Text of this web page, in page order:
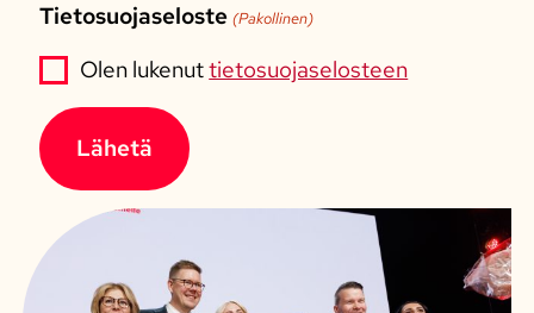
Tietosuojaseloste (Pakollinen)
Olen lukenuttietosuojaselosteen